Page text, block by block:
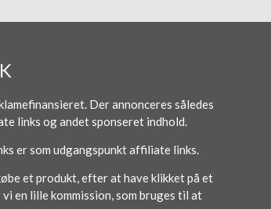
Der annonceres således
links og andet sponseret indhold.
er som udgangspunkt affiliate links.
et produkt, efter at have klikket på et
en lille kommission, som bruges til at